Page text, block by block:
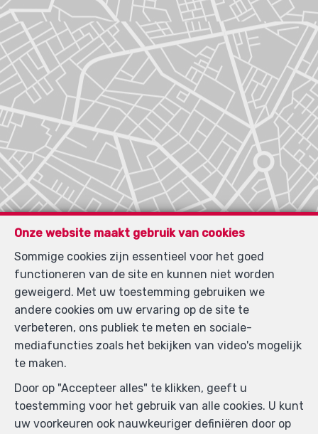
Zoek op de kaart
Onze website maakt gebruik van cookies
Sommige cookies zijn essentieel voor het goed
functioneren van de site en kunnen niet worden
geweigerd. Met uw toestemming gebruiken we
andere cookies om uw ervaring op de site te
verbeteren, ons publiek te meten en sociale-
mediafuncties zoals het bekijken van video's mogelijk
te maken.
Door op "Accepteer alles" te klikken, geeft u
toestemming voor het gebruik van alle cookies. U kunt
uw voorkeuren ook nauwkeuriger definiëren door op